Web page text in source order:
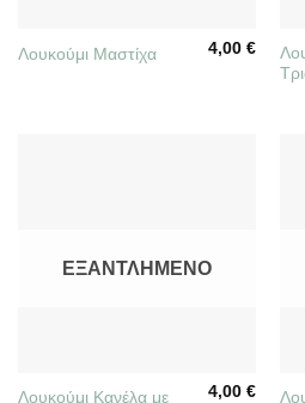
Λουκούμι Μαστίχα 4,00€
ΕΞΑΝΤΛΗΜΈΝΟ
Λουκούμι Κανέλα με
4,00€